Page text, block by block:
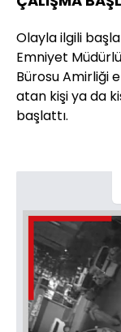
Olayla ilgili
Emniyet
Bürosu Amirliği
atan kişi ya da
başlattı.